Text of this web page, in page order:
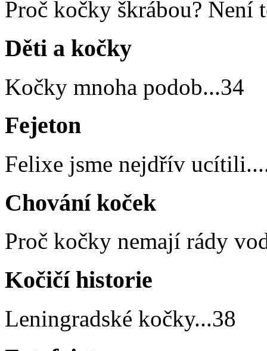
Proč kočky škrábou? Není
Děti a kočky
Kočky mnoha podob...34
Fejeton
Felixe jsme nejdřív ucítili...
Chování koček
Proč kočky nemají rády
Kočičí historie
Leningradské kočky...38